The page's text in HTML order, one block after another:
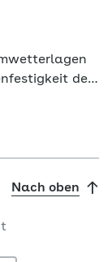
des
Doch
Nach oben